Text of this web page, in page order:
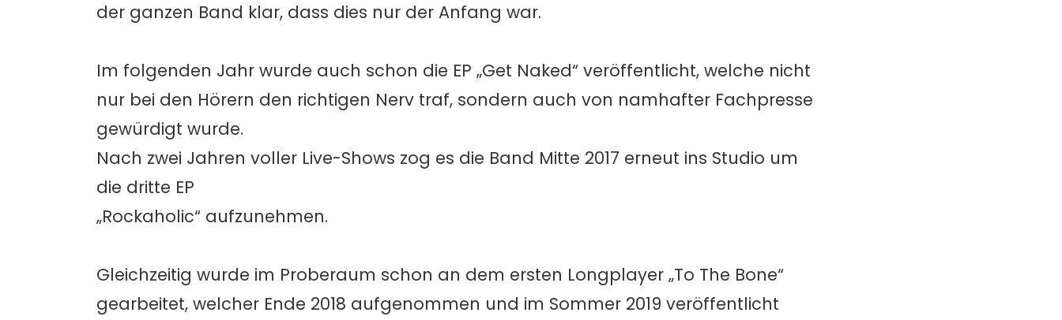
der ganzen Band klar, dass dies nur der Anfang war.
Im folgenden Jahr wurde auch schon die EP „Get Naked“ veröffentlicht, welche nicht
nur bei den Hörern den richtigen Nerv traf, sondern auch von namhafter Fachpresse
gewürdigt wurde.
Nach zwei Jahren voller Live-Shows zog es die Band Mitte 2017 erneut ins Studio um
die dritte EP
„Rockaholic“ aufzunehmen.
Gleichzeitig wurde im Proberaum schon an dem ersten Longplayer „To The Bone“
gearbeitet, welcher Ende 2018 aufgenommen und im Sommer 2019 veröffentlicht